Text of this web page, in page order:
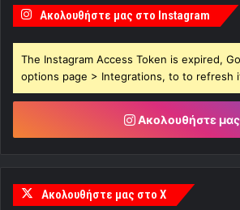
Ακολουθήστε μας στο Instagram
The Instagram Access Token is expired,
options page > Integrations, to to refresh
Ακολουθήστε μας
Ακολουθήστε μας στο X